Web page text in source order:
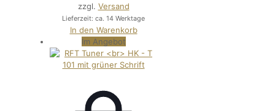
zzgl. Versand
Lieferzeit: ca. 14 Werktage
In den Warenkorb
Im Angebot